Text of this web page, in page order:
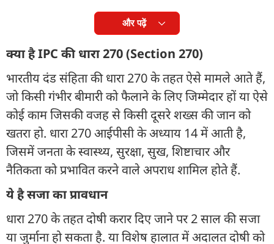
और पढ़ें
क्या है IPC की धारा 270 (Section 270)
भारतीय दंड संहिता की धारा 270 के तहत ऐसे मामले आते हैं,
जो किसी गंभीर बीमारी को फैलाने के लिए जिम्मेदार हों या ऐसे
कोई काम जिसकी वजह से किसी दूसरे शख्स की जान को
खतरा हो. धारा 270 आईपीसी के अध्याय 14 में आती है,
जिसमें जनता के स्वास्थ्य, सुरक्षा, सुख, शिष्टाचार और
नैतिकता को प्रभावित करने वाले अपराध शामिल होते हैं.
ये है सजा का प्रावधान
धारा 270 के तहत दोषी करार दिए जाने पर 2 साल की सजा
या जुर्माना हो सकता है. या विशेष हालात में अदालत दोषी को